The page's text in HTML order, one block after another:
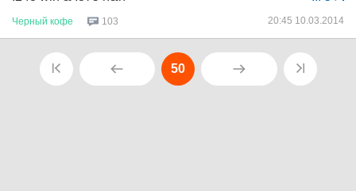
Черный кофе 103 20:45 10.03.2014
50